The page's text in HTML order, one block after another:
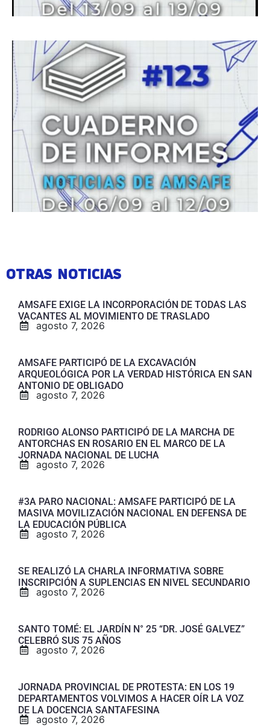
OTRAS NOTICIAS
AMSAFE EXIGE LA INCORPORACIÓN DE TODAS LAS
VACANTES AL MOVIMIENTO DE TRASLADO
agosto 7, 2026
AMSAFE PARTICIPÓ DE LA EXCAVACIÓN
ARQUEOLÓGICA POR LA VERDAD HISTÓRICA EN SAN
ANTONIO DE OBLIGADO
agosto 7, 2026
RODRIGO ALONSO PARTICIPÓ DE LA MARCHA DE
ANTORCHAS EN ROSARIO EN EL MARCO DE LA
JORNADA NACIONAL DE LUCHA
agosto 7, 2026
#3A PARO NACIONAL: AMSAFE PARTICIPÓ DE LA
MASIVA MOVILIZACIÓN NACIONAL EN DEFENSA DE
LA EDUCACIÓN PÚBLICA
agosto 7, 2026
SE REALIZÓ LA CHARLA INFORMATIVA SOBRE
INSCRIPCIÓN A SUPLENCIAS EN NIVEL SECUNDARIO
agosto 7, 2026
SANTO TOMÉ: EL JARDÍN N° 25 “DR. JOSÉ GALVEZ”
CELEBRÓ SUS 75 AÑOS
agosto 7, 2026
JORNADA PROVINCIAL DE PROTESTA: EN LOS 19
DEPARTAMENTOS VOLVIMOS A HACER OÍR LA VOZ
DE LA DOCENCIA SANTAFESINA
agosto 7, 2026